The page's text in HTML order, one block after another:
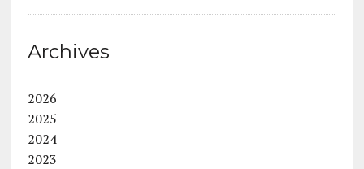
Archives
2026
2025
2024
2023